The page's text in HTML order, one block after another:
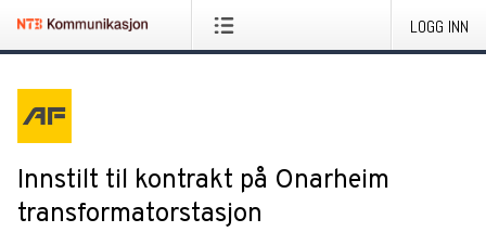
LOGG INN
Innstilt til kontrakt på Onarheim
transformatorstasjon